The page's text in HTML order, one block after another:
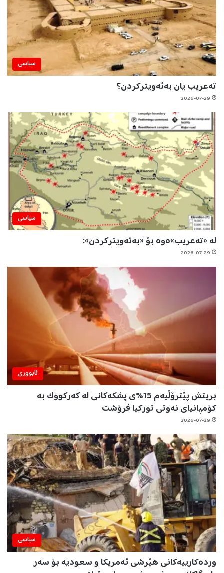
سیاسی
تەعریب یان بەئەویترکردن؟
2026-07-29
سیاسی
لە «تەعریب»ەوە بۆ «بەئەویترکردن»:
2026-07-29
ئابووری
بریتش پێترۆڵیەم 15%ی پشکەکانی لە کەرکووک بە
کۆمپانیای نەوتی تورکیا فرۆشت
2026-07-29
سیاسی
وردەکارییەکانی هێرشی ئەمریکا و سعودیە بۆ سەر